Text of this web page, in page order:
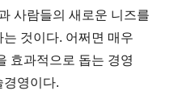
사람들의 새로운 니즈를
것이다. 어쩌면 매우
효과적으로 돕는 경영
경영이다.